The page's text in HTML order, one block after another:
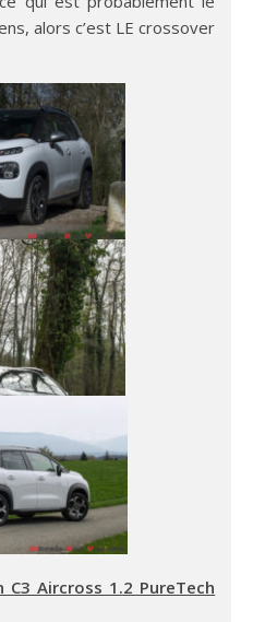
alors c’est LE crossover
C3 Aircross 1.2 PureTech